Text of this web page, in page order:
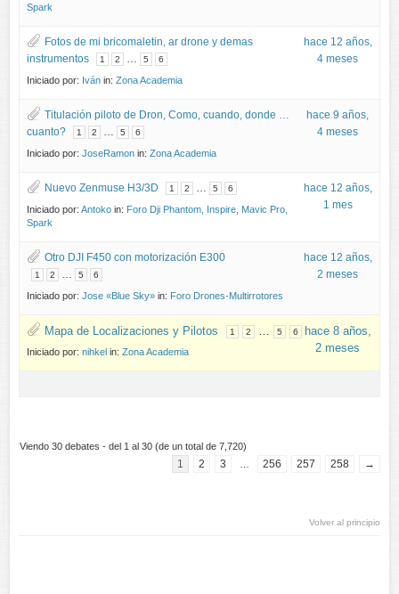
Spark
Fotos de mi bricomaletin, ar drone y demas
instrumentos
1 2 … 5 6
Iniciado por: Iván in:Zona Academia
hace 12 años,
4 meses
Titulación piloto de Dron, Como, cuando, donde …
cuanto?
1 2 … 5 6
Iniciado por:JoseRamon in:Zona Academia
hace 9 años,
4 meses
Nuevo Zenmuse H3/3D 1 2 … 5 6
Iniciado por:Antoko in: Foro Dji Phantom, Inspire, Mavic Pro,
Spark
hace 12 años,
1 mes
Otro DJI F450 con motorización E300
1 2 … 5 6
Iniciado por:Jose «Blue Sky» in: Foro Drones-Multirrotores
hace 12 años,
2 meses
Mapa de Localizaciones y Pilotos 1 2 5 6
Iniciado por:nihkel in:Zona Academia
hace 8 años,
2 meses
Viendo 30 debates - del 1 al 30 (de un total de 7,720)
1 2 3 256 257 258 →
Volver al principio